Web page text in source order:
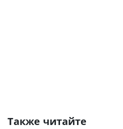
Также читайте